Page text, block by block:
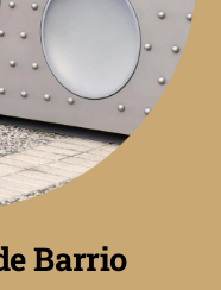
Barrio